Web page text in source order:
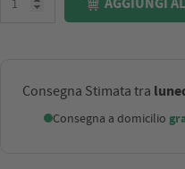
Consegna Stimata tra
Consegna a domicilio